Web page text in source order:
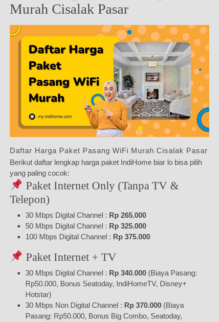
Murah Cisalak Pasar
Daftar Harga Paket Pasang WiFi Murah Cisalak Pasar
Berikut daftar lengkap harga paket IndiHome biar lo bisa pilih
yang paling cocok:
Paket Internet Only (Tanpa TV &
Telepon)
30 Mbps Digital Channel : Rp 265.000
50 Mbps Digital Channel : Rp 325.000
100 Mbps Digital Channel : Rp 375.000
Paket Internet + TV
30 Mbps Digital Channel : Rp 340.000 (Biaya Pasang:
Rp50.000, Bonus Seatoday, IndiHomeTV, Disney+
Hotstar)
30 Mbps Non Digital Channel : Rp 370.000 (Biaya
Pasang: Rp50.000, Bonus Big Combo, Seatoday,